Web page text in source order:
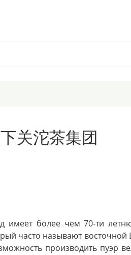
关沱茶集团
имеет более чем 70-ти
часто называют
производить пуэр